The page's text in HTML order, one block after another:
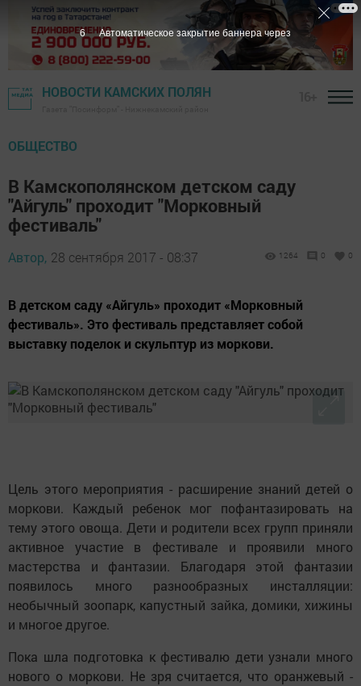
НОВОСТИ КАМСКИХ ПОЛЯН
ОБЩЕСТВО
В Камскополянском детском саду
"Айгуль" проходит "Морковный
фестиваль"
Автор, 28 сентября 2017 - 08:37 1264 0 0
В детском саду «Айгуль» проходит «Морковный
фестиваль». Это фестиваль представляет собой
выставку поделок и скульптур из моркови.
Цель этого мероприятия - расширение знаний детей о
моркови. Каждый ребенок мог пофантазировать на
тему этого овоща. Дети и родители всех групп приняли
активное участие в фестивале и проявили много
мастерства и фантазии. Благодаря этой фантазии
появилось много разнообразных инсталляции:
необычный зоопарк, капустный зайка, домики, хижины
и многое другое.
Пока шла подготовка к фестивалю дети узнали много
нового о моркови. Не зря считается, что оранжевый -
5 Автоматическое закрытие баннера через